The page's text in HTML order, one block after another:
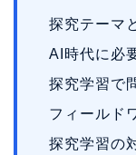
探究テーマ
AI時代に必
探究学習で
フィールド
探究学習の